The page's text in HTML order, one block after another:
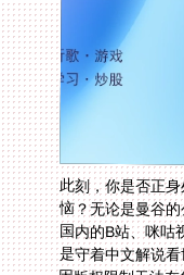
此刻，你是否正
恼？无论是曼谷
国内的B站、咪咕
是守着中文解说
因版权限制无法
有热情。这种隔
别担心，解决方
器。这篇文章，
完整路径，从痛